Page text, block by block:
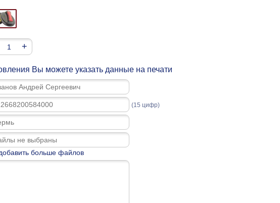
+
Вы можете указать данные на печати
(15 цифр)
больше файлов